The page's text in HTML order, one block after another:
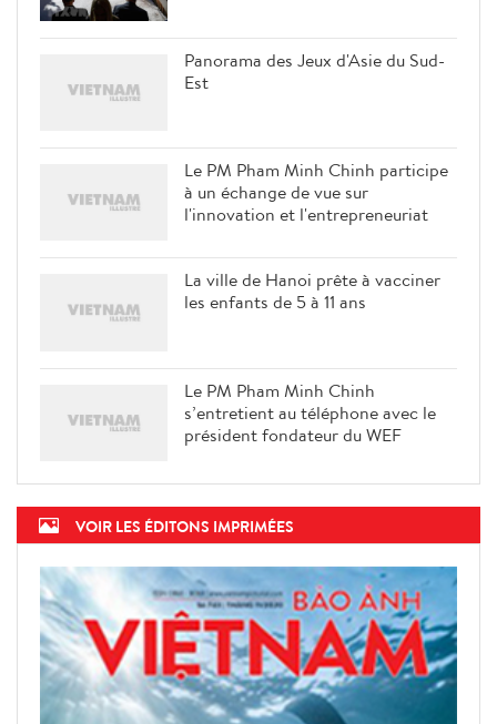
Panorama des Jeux d'Asie du Sud-
Est
Le PM Pham Minh Chinh participe
à un échange de vue sur
l'innovation et l'entrepreneuriat
La ville de Hanoi prête à vacciner
les enfants de 5 à 11 ans
Le PM Pham Minh Chinh
s’entretient au téléphone avec le
président fondateur du WEF
VOIR LES ÉDITONS IMPRIMÉES